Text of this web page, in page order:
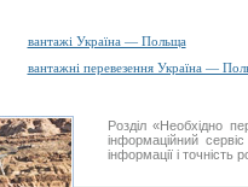
вантажі Україна — Польща
вантажні перевезення Україна —
Розділ «Необхідно
інформаційний
інформації і